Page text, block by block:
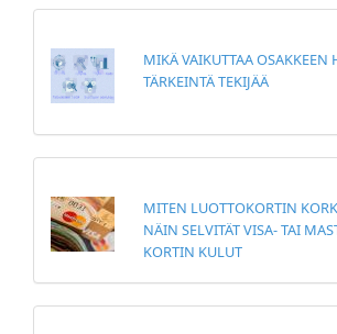
MIKÄ VAIKUTTAA OSAKKEEN
TÄRKEINTÄ TEKIJÄÄ
MITEN LUOTTOKORTIN
NÄIN SELVITÄT VISA- TAI
KORTIN KULUT